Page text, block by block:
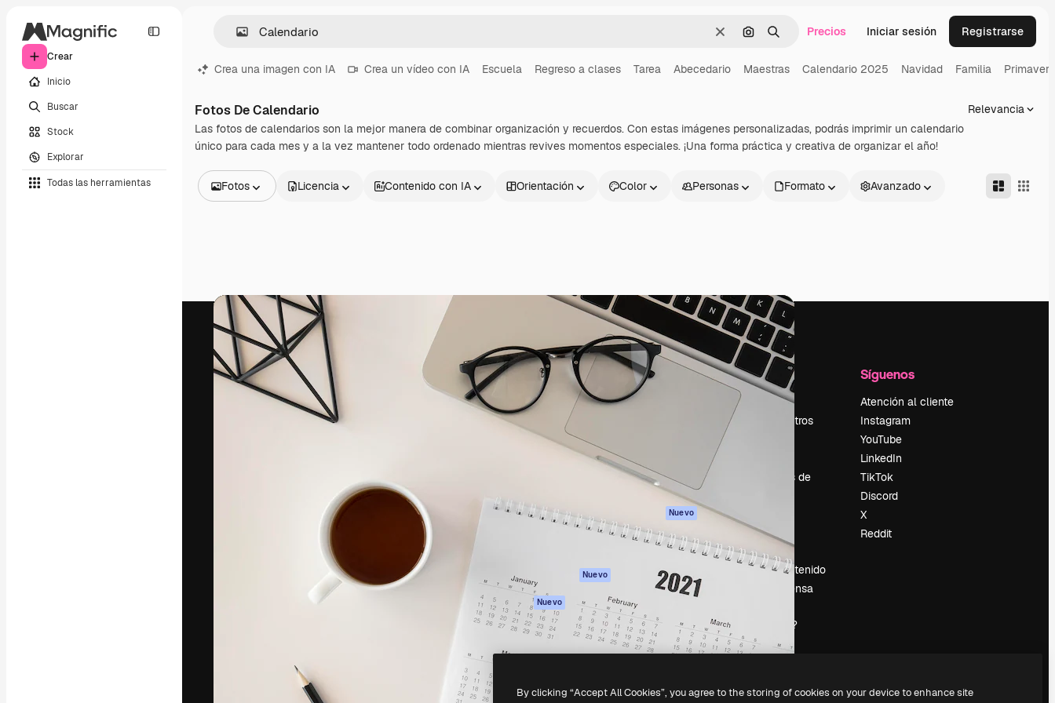
Crear
Inicio
Buscar
Stock
Explorar
Todas las herramientas
BorrarBuscar por imagen
BuscarPrecios Iniciar sesión Registrarse
Crea una imagen con IA Crea un vídeo con IA Escuela Regreso a clases Tarea Abecedario Maestras Calendario 2025 Navidad Familia Primavera
Fotos De Calendario
Las fotos de calendarios son la mejor manera de combinar organización y recuerdos. Con estas imágenes personalizadas, podrás imprimir un calendario
único para cada mes y a la vez mantener todo ordenado mientras revives momentos especiales. ¡Una forma práctica y creativa de organizar el año!
Relevancia
Fotos
Vídeos
Clips de vídeo
Motion graphics
Plantillas de vídeos
Iconos
Modelos 3D
Fuentes
Licencia Contenido con IA Orientación Color Personas Formato Avanzado
La plataforma creativa para dirigir tu mejor
trabajo. Más de un millón de suscriptores
Productos
Spaces
Asistente de IA
Generador de
Texto a voz
Claude/ChatGPT
Nuevo
Agentes Nuevo
API
App móvil
Todas las
Información útil
Academy
Términos de uso
Política de
privacidad
Nuevo
Política de cookies
Centro de
confianza
Afiliados
Empresas
Empresa
Precios
Sobre nosotros
Tendencias de
Eventos
Slidesgo
Vender contenido
Sala de prensa
magnific.ai?
Síguenos
Atención al cliente
Instagram
YouTube
LinkedIn
TikTok
Discord
X
Reddit
By clicking “Accept All Cookies”, you agree to the storing of cookies on your device to enhance site